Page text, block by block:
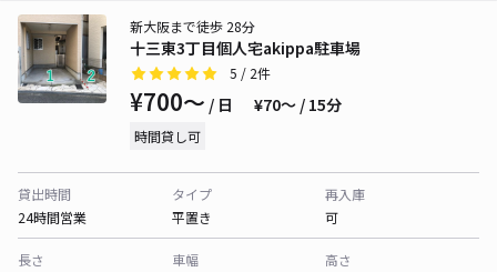
十三東3丁目個人宅akippa駐車場
新大阪まで徒歩 28分
5 / 2件
¥700〜 / 日 ¥70〜 / 15分
時間貸し可
貸出時間
24時間営業
タイプ
平置き
再入庫
可
長さ
車幅
高さ